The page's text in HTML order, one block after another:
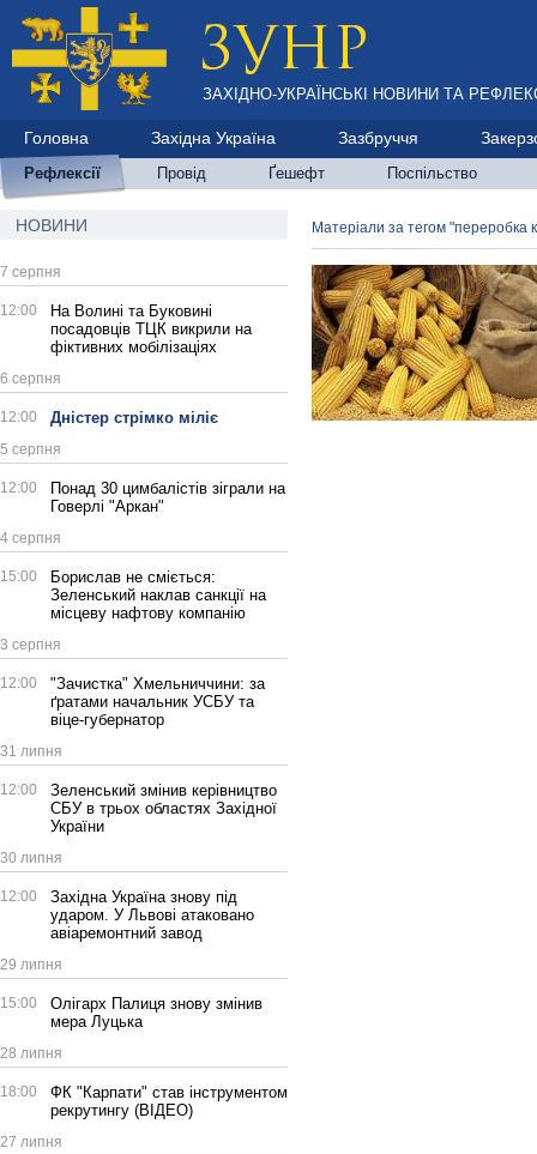
ЗАХІДНО-УКРАЇНСЬКІ НОВИНИ ТА
Головна Західна Україна Зазбруччя
Рефлексії Провід Ґешефт Поспільство
НОВИНИ
7 серпня
12:00
На Волині та Буковині
посадовців ТЦК викрили на
фіктивних мобілізаціях
6 серпня
12:00 Дністер стрімко міліє
5 серпня
12:00
Понад 30 цимбалістів зіграли на
Говерлі "Аркан"
4 серпня
15:00
Борислав не сміється:
Зеленський наклав санкції на
місцеву нафтову компанію
3 серпня
12:00
"Зачистка" Хмельниччини: за
ґратами начальник УСБУ та
віце-губернатор
31 липня
12:00
Зеленський змінив керівництво
СБУ в трьох областях Західної
України
30 липня
12:00
Західна Україна знову під
ударом. У Львові атаковано
авіаремонтний завод
29 липня
15:00
Олігарх Палиця знову змінив
мера Луцька
28 липня
18:00
ФК "Карпати" став інструментом
рекрутингу (ВІДЕО)
27 липня
Матеріали за тегом "переробка